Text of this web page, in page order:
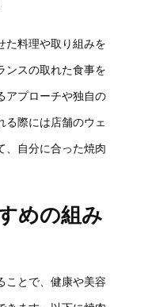
た料理や取り組みを
ンスの取れた食事を
アプローチや独自の
る際には店舗のウェ
、自分に合った焼肉
めの組み
ことで、健康や美容